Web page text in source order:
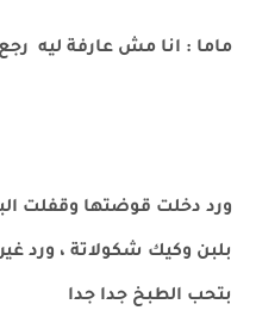
ماما : انا مش عارفة ليه رجع
ورد دخلت قوضتها وقفلت
بلبن وكيك شكولاتة ، ورد
بتحب الطبخ جدا جدا